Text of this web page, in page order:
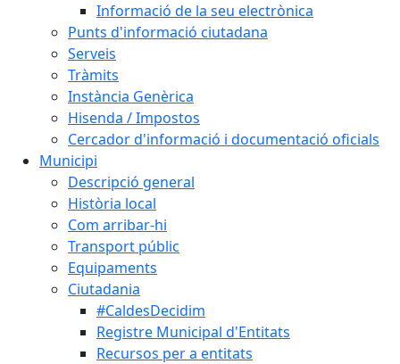
Informació de la seu electrònica
Punts d'informació ciutadana
Serveis
Tràmits
Instància Genèrica
Hisenda / Impostos
Cercador d'informació i documentació oficials
Municipi
Descripció general
Història local
Com arribar-hi
Transport públic
Equipaments
Ciutadania
#CaldesDecidim
Registre Municipal d'Entitats
Recursos per a entitats